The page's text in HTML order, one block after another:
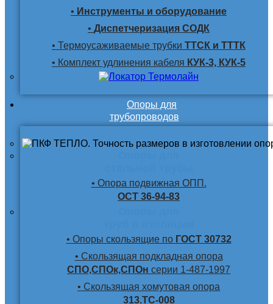
• Инструменты и оборудование
• Диспетчеризация СОДК
• Термоусаживаемые трубки ТТСК и ТТТК
• Комплект удлинения кабеля КУК-3, КУК-5
Опоры для
трубопроводов
• Опора подвижная ОПП.
ОСТ 36-94-83
• Опоры скользящие по ГОСТ 30732
• Скользящая подкладная опора
СПО,СПОк,СПОн серии 1-487-1997
• Скользящая хомутовая опора
313.ТС-008